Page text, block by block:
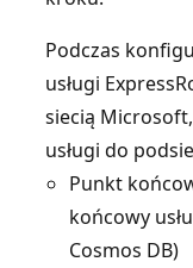
Podczas
usługi
siecią
usługi do
Punkt
końcowy
Cosmos DB)